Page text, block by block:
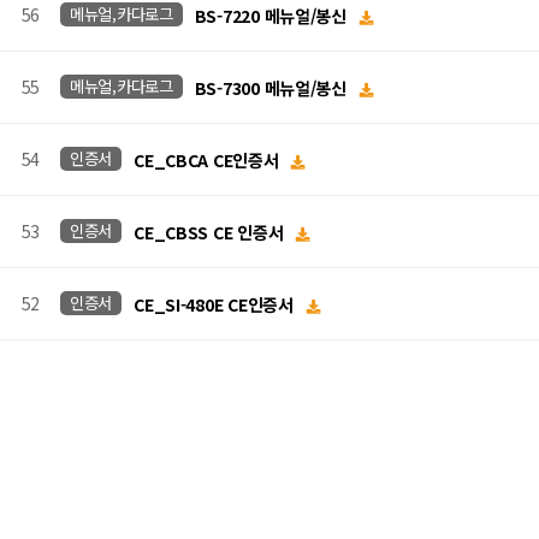
56 메뉴얼,카다로그 BS-7220 메뉴얼/봉신
55 메뉴얼,카다로그 BS-7300 메뉴얼/봉신
54 인증서 CE_CBCA CE인증서
53 인증서 CE_CBSS CE 인증서
52 인증서 CE_SI-480E CE인증서